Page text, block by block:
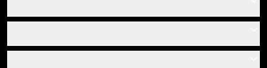
Über uns